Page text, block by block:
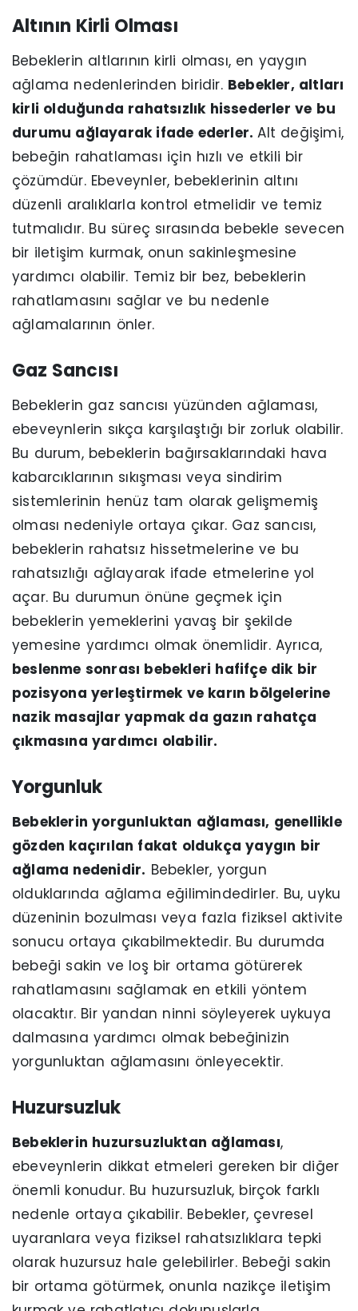
Altının Kirli Olması
Bebeklerin altlarının kirli olması, en yaygın
ağlama nedenlerinden biridir. Bebekler, altları
kirli olduğunda rahatsızlık hissederler ve bu
durumu ağlayarak ifade ederler.Alt değişimi,
bebeğin rahatlaması için hızlı ve etkili bir
çözümdür. Ebeveynler, bebeklerinin altını
düzenli aralıklarla kontrol etmelidir ve temiz
tutmalıdır. Bu süreç sırasında bebekle sevecen
bir iletişim kurmak, onun sakinleşmesine
yardımcı olabilir. Temiz bir bez, bebeklerin
rahatlamasını sağlar ve bu nedenle
ağlamalarının önler.
Gaz Sancısı
Bebeklerin gaz sancısı yüzünden ağlaması,
ebeveynlerin sıkça karşılaştığı bir zorluk olabilir.
Bu durum, bebeklerin bağırsaklarındaki hava
kabarcıklarının sıkışması veya sindirim
sistemlerinin henüz tam olarak gelişmemiş
olması nedeniyle ortaya çıkar. Gaz sancısı,
bebeklerin rahatsız hissetmelerine ve bu
rahatsızlığı ağlayarak ifade etmelerine yol
açar. Bu durumun önüne geçmek için
bebeklerin yemeklerini yavaş bir şekilde
yemesine yardımcı olmak önemlidir. Ayrıca,
beslenme sonrası bebekleri hafifçe dik bir
pozisyona yerleştirmek ve karın bölgelerine
nazik masajlar yapmak da gazın rahatça
çıkmasına yardımcı olabilir.
Yorgunluk
Bebeklerin yorgunluktan ağlaması, genellikle
gözden kaçırılan fakat oldukça yaygın bir
ağlama nedenidir. Bebekler, yorgun
olduklarında ağlama eğilimindedirler. Bu, uyku
düzeninin bozulması veya fazla fiziksel aktivite
sonucu ortaya çıkabilmektedir. Bu durumda
bebeği sakin ve loş bir ortama götürerek
rahatlamasını sağlamak en etkili yöntem
olacaktır. Bir yandan ninni söyleyerek uykuya
dalmasına yardımcı olmak bebeğinizin
yorgunluktan ağlamasını önleyecektir.
Huzursuzluk
Bebeklerin huzursuzluktan ağlaması,
ebeveynlerin dikkat etmeleri gereken bir diğer
önemli konudur. Bu huzursuzluk, birçok farklı
nedenle ortaya çıkabilir. Bebekler, çevresel
uyaranlara veya fiziksel rahatsızlıklara tepki
olarak huzursuz hale gelebilirler. Bebeği sakin
bir ortama götürmek, onunla nazikçe iletişim